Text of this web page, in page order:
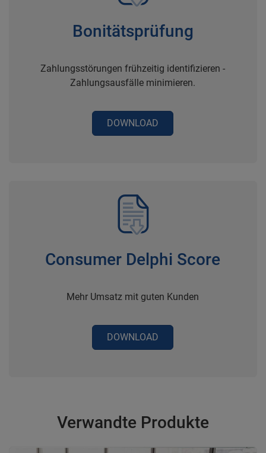
Bonitätsprüfung
Zahlungsstörungen frühzeitig identifizieren -
Zahlungsausfälle minimieren.
DOWNLOAD
Consumer Delphi Score
Mehr Umsatz mit guten Kunden
DOWNLOAD
Verwandte Produkte